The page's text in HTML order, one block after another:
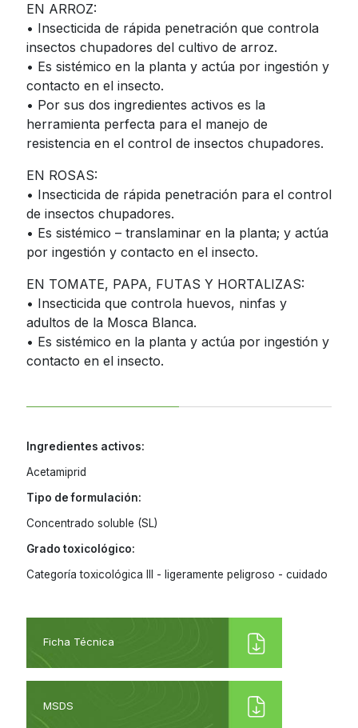
Panama
Paraguay
Dominican
Republic
Venezuela
EN ARROZ:
• Insecticida de rápida penetración que controla
insectos chupadores del cultivo de arroz.
• Es sistémico en la planta y actúa por ingestión y
contacto en el insecto.
• Por sus dos ingredientes activos es la
herramienta perfecta para el manejo de
resistencia en el control de insectos chupadores.
EN ROSAS:
• Insecticida de rápida penetración para el control
de insectos chupadores.
• Es sistémico – translaminar en la planta; y actúa
por ingestión y contacto en el insecto.
EN TOMATE, PAPA, FUTAS Y HORTALIZAS:
• Insecticida que controla huevos, ninfas y
adultos de la Mosca Blanca.
• Es sistémico en la planta y actúa por ingestión y
contacto en el insecto.
Ingredientes activos:
Acetamiprid
Tipo de formulación:
Concentrado soluble (SL)
Grado toxicológico:
Categoría toxicológica III - ligeramente peligroso - cuidado
Ficha Técnica
MSDS